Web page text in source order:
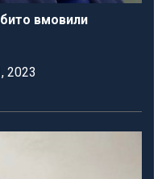
вмовили
2023